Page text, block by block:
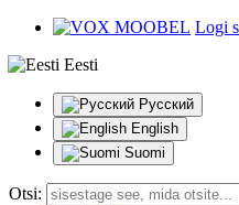
Logi
Eesti
Русский
English
Suomi
Otsi: